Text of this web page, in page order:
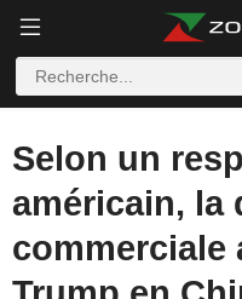
Selon un
américain, la
commerciale